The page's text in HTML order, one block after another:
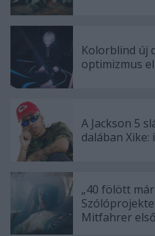
Kolorblind új
optimizmus
A Jackson 5
dalában Xike:
„40 fölött
Mitfahrer